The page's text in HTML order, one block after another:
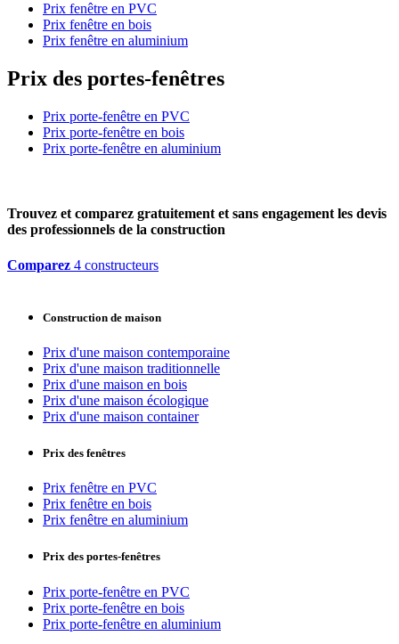
Prix fenêtre en PVC
Prix fenêtre en bois
Prix fenêtre en aluminium
Prix des portes-fenêtres
Prix porte-fenêtre en PVC
Prix porte-fenêtre en bois
Prix porte-fenêtre en aluminium
Trouvez et comparez gratuitement et sans engagement les devis
des professionnels de la construction
Comparez 4 constructeurs
Construction de maison
Prix d'une maison contemporaine
Prix d'une maison traditionnelle
Prix d'une maison en bois
Prix d'une maison écologique
Prix d'une maison container
Prix des fenêtres
Prix fenêtre en PVC
Prix fenêtre en bois
Prix fenêtre en aluminium
Prix des portes-fenêtres
Prix porte-fenêtre en PVC
Prix porte-fenêtre en bois
Prix porte-fenêtre en aluminium